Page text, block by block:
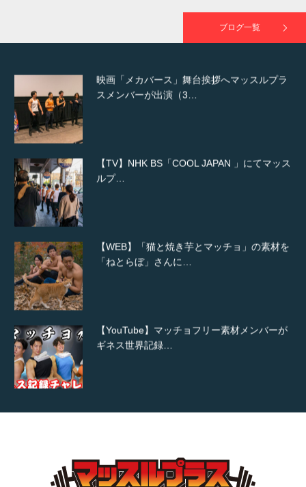
ブログ一覧
映画「メカバース」舞台挨拶へマッスルプラ
スメンバーが出演（3…
【TV】NHK BS「COOL JAPAN 」にてマッス
ルプ…
【WEB】「猫と焼き芋とマッチョ」の素材を
「ねとらぼ」さんに…
【YouTube】マッチョフリー素材メンバーが
ギネス世界記録…